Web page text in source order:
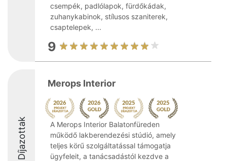
csempék, padlólapok, fürdőkádak,
zuhanykabinok, stílusos szaniterek,
csaptelepek, ...
9
Díjazottak
Merops Interior
A Merops Interior Balatonfüreden
működő lakberendezési stúdió, amely
teljes körű szolgáltatással támogatja
ügyfeleit, a tanácsadástól kezdve a